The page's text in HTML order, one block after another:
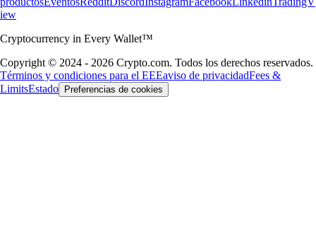
iew
Cryptocurrency in Every Wallet™
Copyright © 2024 - 2026 Crypto.com. Todos los derechos reservados.
Términos y condiciones para el EEEaviso de privacidadFees &
LimitsEstado Preferencias de cookies